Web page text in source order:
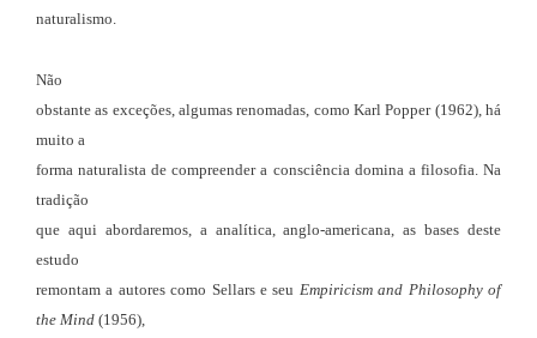
naturalismo.
Não
obstante as exceções, algumas renomadas, como Karl Popper (1962), há
muito a
forma naturalista de compreender a consciência domina a filosofia. Na
tradição
que aqui abordaremos, a analítica, anglo-americana, as bases deste
estudo
remontam a autores como Sellars e seu Empiricism and Philosophy of
the Mind (1956),